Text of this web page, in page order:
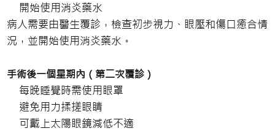
開始使用消炎藥水
病人需要由醫生覆診，檢查初步視力、眼壓和傷口癒合情
況，並開始使用消炎藥水。
手術後一個星期內（第二次覆診）
每晚睡覺時需使用眼罩
避免用力揉搓眼睛
可戴上太陽眼鏡減低不適